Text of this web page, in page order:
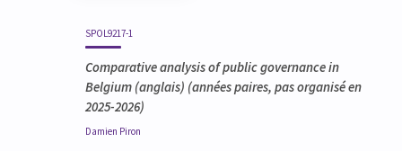
SPOL9217-1
Comparative analysis of public governance in
Belgium (anglais) (années paires, pas organisé en
2025-2026)
Damien Piron